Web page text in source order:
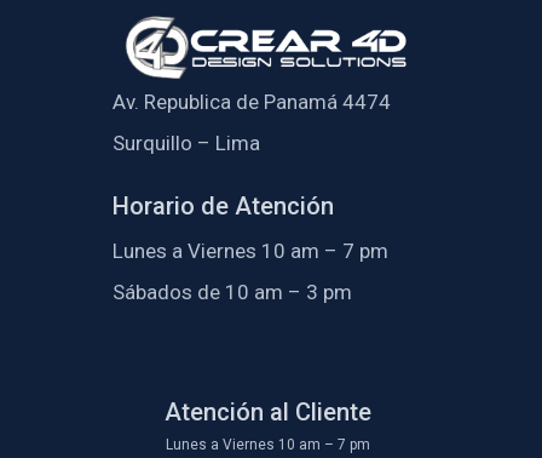
Av. Republica de Panamá 4474
Surquillo – Lima
Horario de Atención
Lunes a Viernes 10 am – 7 pm
Sábados de 10 am – 3 pm
Atención al Cliente
Lunes a Viernes 10 am – 7 pm